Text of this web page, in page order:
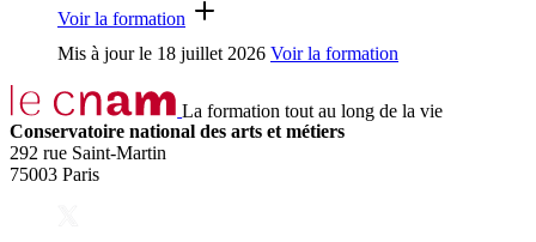
Voir la formation
Mis à jour le 18 juillet 2026 Voir la formation
La formation tout au long de la vie
Conservatoire national des arts et métiers
292 rue Saint-Martin
75003 Paris